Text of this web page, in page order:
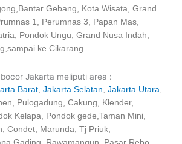
Gebang, Kota Wisata, Grand
1, Perumnas 3, Papan Mas,
Pondok Ungu, Grand Nusa Indah,
ke Cikarang.
Jakarta meliputi area :
Barat,Jakarta Selatan,Jakarta Utara,
Pulogadung, Cakung, Klender,
Kelapa, Pondok gede,Taman Mini,
Condet, Marunda, Tj Priuk,